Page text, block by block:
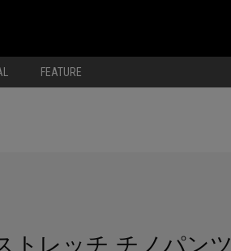
FEATURE
トレッチ チノパンツ